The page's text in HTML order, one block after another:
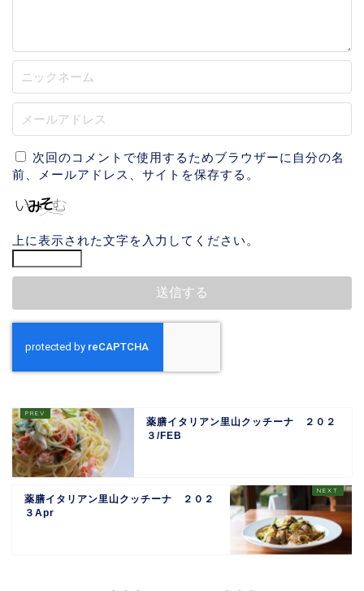
次回のコメントで使用するためブラウザーに自分の名
前、メールアドレス、サイトを保存する。
上に表示された文字を入力してください。
薬膳イタリアン里山クッチーナ ２０２
３/FEB
薬膳イタリアン里山クッチーナ ２０２
３Apr